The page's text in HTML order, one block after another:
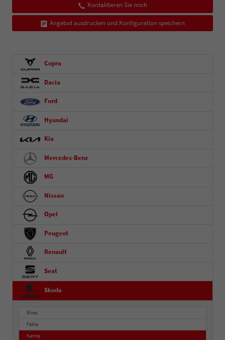
Kontaktieren Sie mich
Angebot ausdrucken und Konfiguration speichern
Cupra
Dacia
Ford
Hyundai
Kia
Mercedes-Benz
MG
Nissan
Opel
Peugeot
Renault
Seat
Skoda
Elroq
Fabia
Kamiq